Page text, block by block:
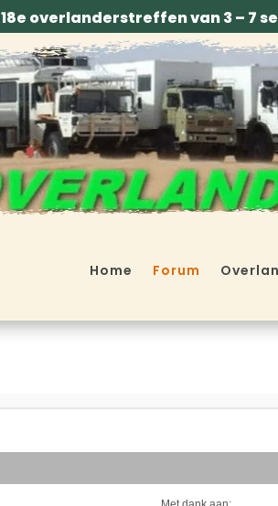
18e overlanderstreffen van 3 – 7
Home Forum